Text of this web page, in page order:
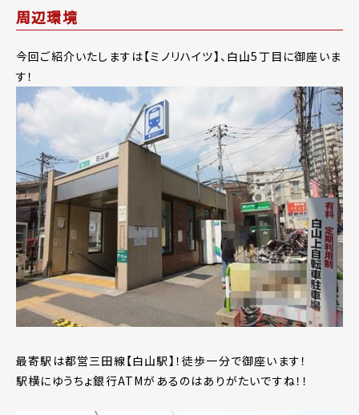
周辺環境
今回ご紹介いたしますは【ミノリハイツ】、白山5丁目に御座いま
す！
最寄駅は都営三田線【白山駅】！徒歩一分で御座います！
駅横にゆうちょ銀行ATMがあるのはありがたいですね！！